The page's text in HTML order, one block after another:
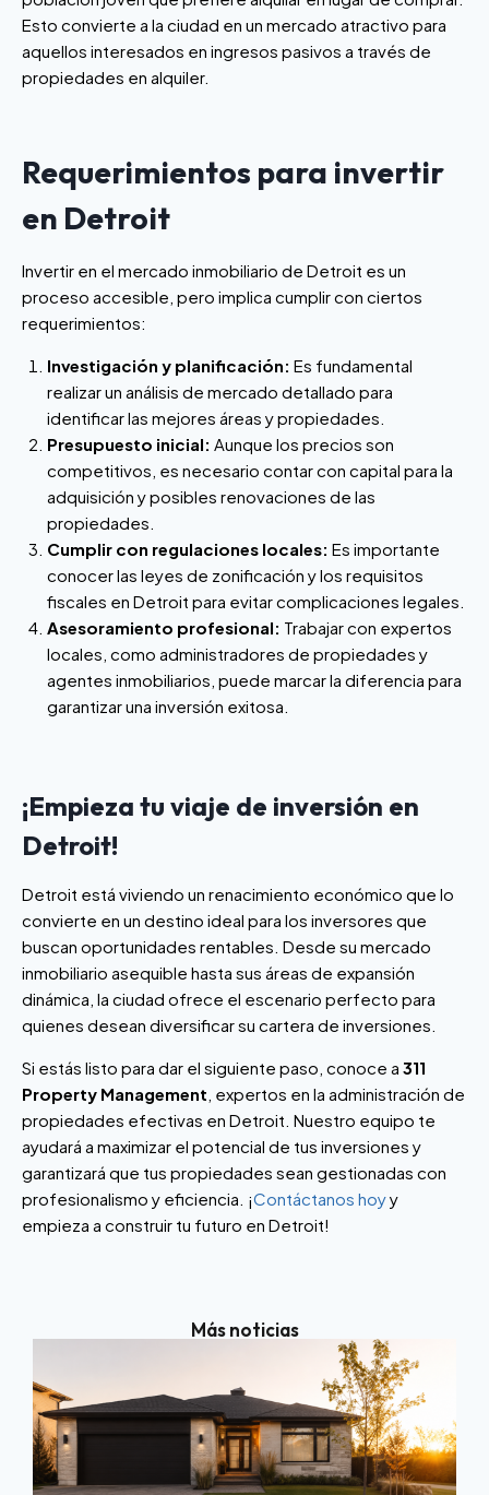
Esto convierte a la ciudad en un mercado atractivo para
aquellos interesados en ingresos pasivos a través de
propiedades en alquiler.
Requerimientos para invertir
en Detroit
Invertir en el mercado inmobiliario de Detroit es un
proceso accesible, pero implica cumplir con ciertos
requerimientos:
Investigación y planificación: Es fundamental
realizar un análisis de mercado detallado para
identificar las mejores áreas y propiedades.
Presupuesto inicial: Aunque los precios son
competitivos, es necesario contar con capital para la
adquisición y posibles renovaciones de las
propiedades.
Cumplir con regulaciones locales: Es importante
conocer las leyes de zonificación y los requisitos
fiscales en Detroit para evitar complicaciones legales.
Asesoramiento profesional: Trabajar con expertos
locales, como administradores de propiedades y
agentes inmobiliarios, puede marcar la diferencia para
garantizar una inversión exitosa.
¡Empieza tu viaje de inversión en
Detroit!
Detroit está viviendo un renacimiento económico que lo
convierte en un destino ideal para los inversores que
buscan oportunidades rentables. Desde su mercado
inmobiliario asequible hasta sus áreas de expansión
dinámica, la ciudad ofrece el escenario perfecto para
quienes desean diversificar su cartera de inversiones.
Si estás listo para dar el siguiente paso, conoce a 311
Property Management, expertos en la administración de
propiedades efectivas en Detroit. Nuestro equipo te
ayudará a maximizar el potencial de tus inversiones y
garantizará que tus propiedades sean gestionadas con
profesionalismo y eficiencia. ¡Contáctanos hoyy
empieza a construir tu futuro en Detroit!
Más noticias